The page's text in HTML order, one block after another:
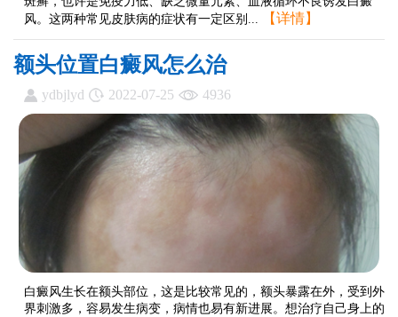
风。这两种常见皮肤病的症状有一定区别...
【详情】
额头位置白癜风怎么治
ydbjlyd 2022-07-25 4936
白癜风生长在额头部位，这是比较常见的，额头暴露在外，受到外
界刺激多，容易发生病变，病情也易有新进展。想治疗自己身上的